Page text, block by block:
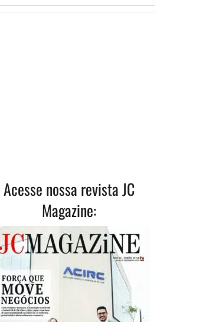
Acesse nossa revista JC
Magazine: